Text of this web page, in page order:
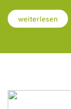
weiterlesen